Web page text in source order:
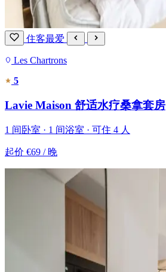
住客最爱
Les Chartrons
5
Lavie Maison 舒适水疗桑拿套房
1 间卧室 · 1 间浴室 · 可住 4 人
起价 €69 / 晚